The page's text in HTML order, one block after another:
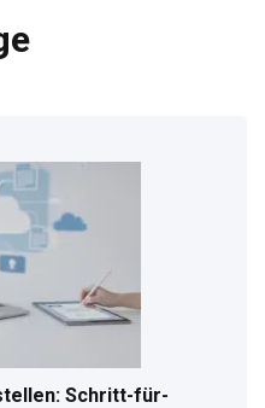
Schritt-für-